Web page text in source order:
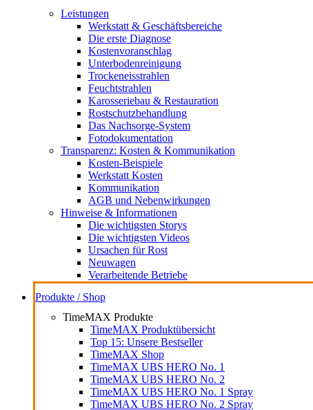
Leistungen
Werkstatt & Geschäftsbereiche
Die erste Diagnose
Kostenvoranschlag
Unterbodenreinigung
Trockeneisstrahlen
Feuchtstrahlen
Karosseriebau & Restauration
Rostschutzbehandlung
Das Nachsorge-System
Fotodokumentation
Transparenz: Kosten & Kommunikation
Kosten-Beispiele
Werkstatt Kosten
Kommunikation
AGB und Nebenwirkungen
Hinweise & Informationen
Die wichtigsten Storys
Die wichtigsten Videos
Ursachen für Rost
Neuwagen
Verarbeitende Betriebe
Produkte / Shop
TimeMAX Produkte
TimeMAX Produktübersicht
Top 15: Unsere Bestseller
TimeMAX Shop
TimeMAX UBS HERO No. 1
TimeMAX UBS HERO No. 2
TimeMAX UBS HERO No. 1 Spray
TimeMAX UBS HERO No. 2 Spray